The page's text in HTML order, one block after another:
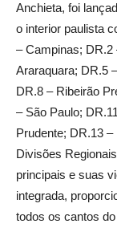
Anchieta, foi
o interior paulista
– Campinas; DR.2
Araraquara; DR.5
DR.8 – Ribeirão
– São Paulo;
Prudente; DR.13
Divisões
principais e suas
integrada,
todos os cantos